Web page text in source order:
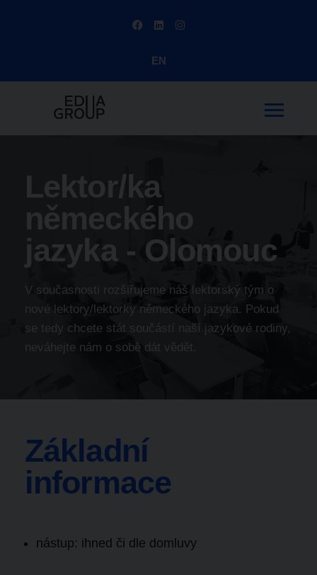
EN
Lektor/ka
německého
jazyka - Olomouc
V současnosti rozšiřujeme náš lektorský tým o
nové lektory/lektorky německého jazyka. Pokud
se tedy chcete stát součástí naší jazykové rodiny,
neváhejte nám o sobě dát vědět.
Základní
informace
nástup: ihned či dle domluvy